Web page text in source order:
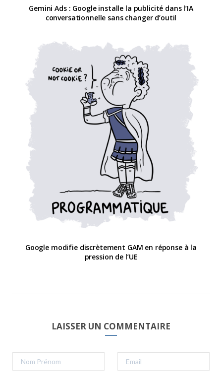
Gemini Ads : Google installe la publicité dans l’IA
conversationnelle sans changer d’outil
Google modifie discrètement GAM en réponse à la
pression de l’UE
LAISSER UN COMMENTAIRE